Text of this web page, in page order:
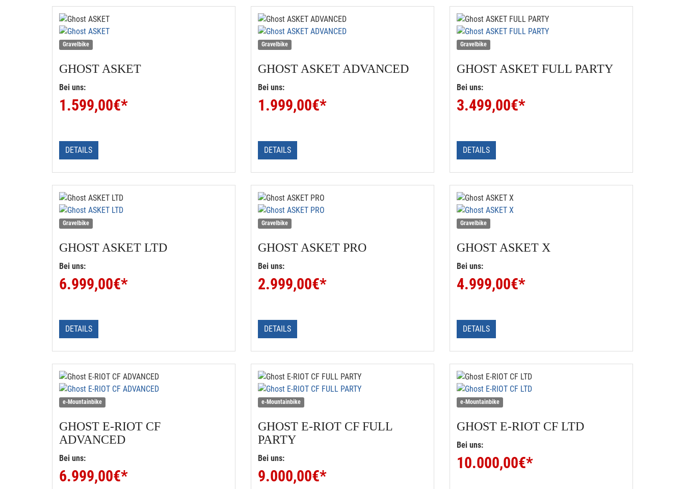
Gravelbike
GHOST ASKET
Bei uns:
1.599,00€*
DETAILS
Gravelbike
GHOST ASKET ADVANCED
Bei uns:
1.999,00€*
DETAILS
Gravelbike
GHOST ASKET FULL PARTY
Bei uns:
3.499,00€*
DETAILS
Gravelbike
GHOST ASKET LTD
Bei uns:
6.999,00€*
DETAILS
Gravelbike
GHOST ASKET PRO
Bei uns:
2.999,00€*
DETAILS
Gravelbike
GHOST ASKET X
Bei uns:
4.999,00€*
DETAILS
e-Mountainbike
GHOST E-RIOT CF
ADVANCED
Bei uns:
6.999,00€*
e-Mountainbike
GHOST E-RIOT CF FULL
PARTY
Bei uns:
9.000,00€*
e-Mountainbike
GHOST E-RIOT CF LTD
Bei uns:
10.000,00€*